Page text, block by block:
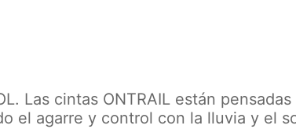
Las cintas ONTRAIL están
el agarre y control con la lluvia y el